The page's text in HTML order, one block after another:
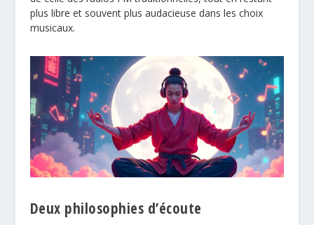
plus libre et souvent plus audacieuse dans les choix
musicaux.
Deux philosophies d’écoute